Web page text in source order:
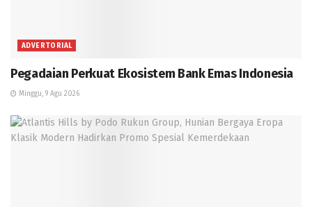
ADVERTORIAL
Pegadaian Perkuat Ekosistem Bank Emas Indonesia
Minggu, 9 Agu 2026